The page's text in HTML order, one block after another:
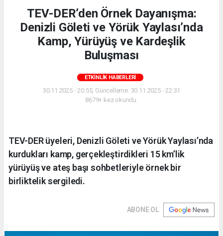
TEV-DER’den Örnek Dayanışma:
Denizli Göleti ve Yörük Yaylası’nda
Kamp, Yürüyüş ve Kardeşlik
Buluşması
ETKINLIK HABERLERI
30.11.2025 - 20:55, Güncelleme: 30.11.2025 - 22:31
8679+ kez okundu.
TEV-DER üyeleri, Denizli Göleti ve Yörük Yaylası’nda
kurdukları kamp, gerçekleştirdikleri 15 km’lik
yürüyüş ve ateş başı sohbetleriyle örnek bir
birliktelik sergiledi.
ABONE OL